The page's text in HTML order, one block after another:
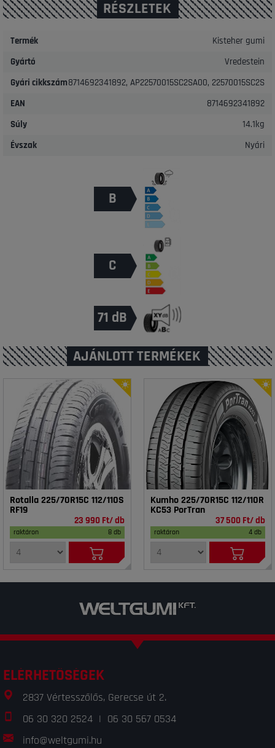
RÉSZLETEK
Termék
Kisteher gumi
Gyártó
Vredestein
Gyári cikkszám8714692341892, AP22570015SC2SA00, 22570015SC2S
EAN
8714692341892
Súly
14.1kg
Évszak
Nyári
B
C
71 dB
AJÁNLOTT TERMÉKEK
Rotalla 225/70R15C 112/110S
RF19
23 990 Ft/ db
raktáron 8 db
Kumho 225/70R15C 112/110R
KC53 PorTran
37 500 Ft/ db
raktáron 4 db
ELÉRHETŐSÉGEK
2837 Vértesszőlős, Gerecse út 2.
06 30 320 2524 | 06 30 567 0534
info@weltgumi.hu